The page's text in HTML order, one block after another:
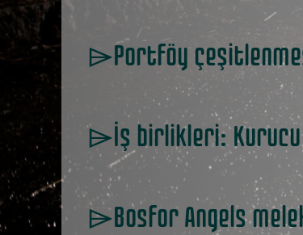
⌲Portföy
⌲İş birlikleri: Kurucu
⌲Bosfor Angels